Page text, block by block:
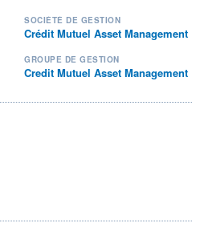
SOCIÉTÉ DE GESTION
Crédit Mutuel Asset Management
GROUPE DE GESTION
Credit Mutuel Asset Management